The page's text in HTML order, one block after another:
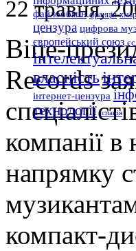
файлообмін франція
цензура цифрова
європейський союз єс
власність
інтернет-цензура
технології іспанія
22 травня,
Віце-
Records
компанії
напрямку
компакт-